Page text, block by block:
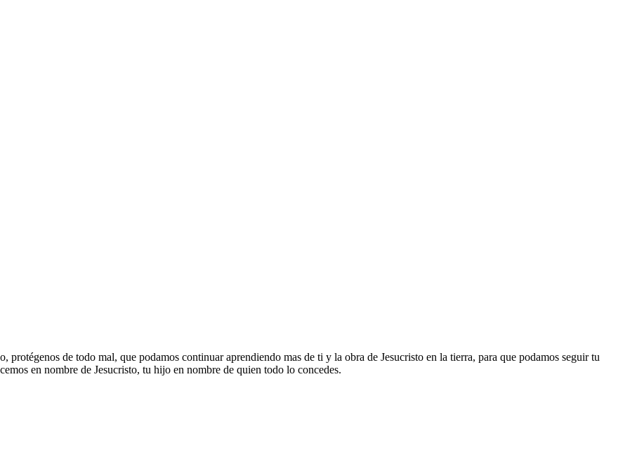
protégenos de todo mal, que podamos continuar aprendiendo mas de ti y la obra de Jesucristo en la tierra, para que podamos seguir tu
en nombre de Jesucristo, tu hijo en nombre de quien todo lo concedes.